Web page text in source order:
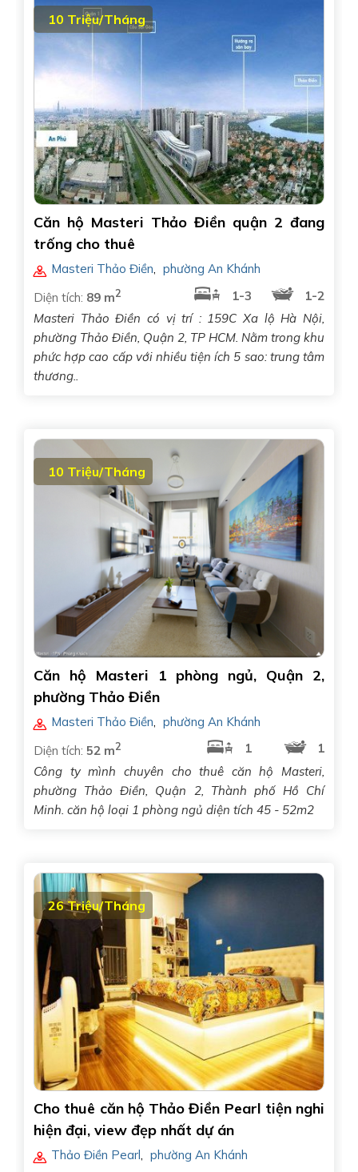
10 Triệu/Tháng
Căn hộ Masteri Thảo Điền quận 2 đang
trống cho thuê
Masteri Thảo Điền, phường An Khánh
Diện tích: 89 m2 1-3
1-2
Masteri Thảo Điền có vị trí : 159C Xa lộ Hà Nội,
phường Thảo Điền, Quận 2, TP HCM. Nằm trong khu
phức hợp cao cấp với nhiều tiện ích 5 sao: trung tâm
thương..
10 Triệu/Tháng
Căn hộ Masteri 1 phòng ngủ, Quận 2,
phường Thảo Điền
Masteri Thảo Điền
phường An Khánh
Diện tích: 52 m2 1
1
Công ty mình chuyên cho thuê căn hộ Masteri,
phường Thảo Điền, Quận 2, Thành phố Hồ Chí
Minh. căn hộ loại 1 phòng ngủ diện tích 45 - 52m2
26 Triệu/Tháng
Cho thuê căn hộ Thảo Điền Pearl tiện nghi
hiện đại, view đẹp nhất dự án
Thảo Điền Pearl, phường An Khánh